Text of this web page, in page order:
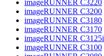
imageRUNNER C3220
imageRUNNER C3200
imageRUNNER C3180
imageRUNNER C3170
imageRUNNER C3125i
imageRUNNER C3100